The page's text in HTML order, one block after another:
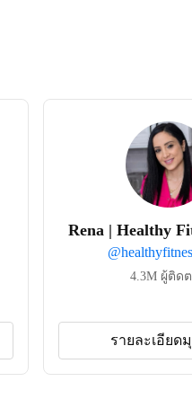
Rena | Healthy
@
4.3M ผู้ติด
รายละเอียด